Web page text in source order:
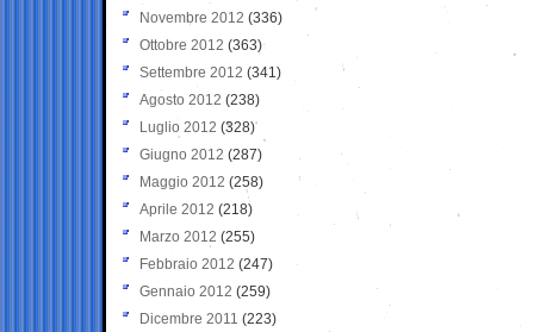
Novembre 2012 (336)
Ottobre 2012 (363)
Settembre 2012 (341)
Agosto 2012 (238)
Luglio 2012 (328)
Giugno 2012 (287)
Maggio 2012 (258)
Aprile 2012 (218)
Marzo 2012 (255)
Febbraio 2012 (247)
Gennaio 2012 (259)
Dicembre 2011 (223)